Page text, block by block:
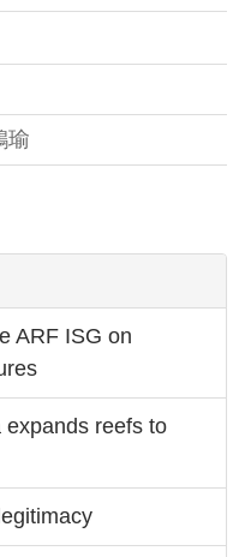
瑜
ARF ISG on
expands reefs to